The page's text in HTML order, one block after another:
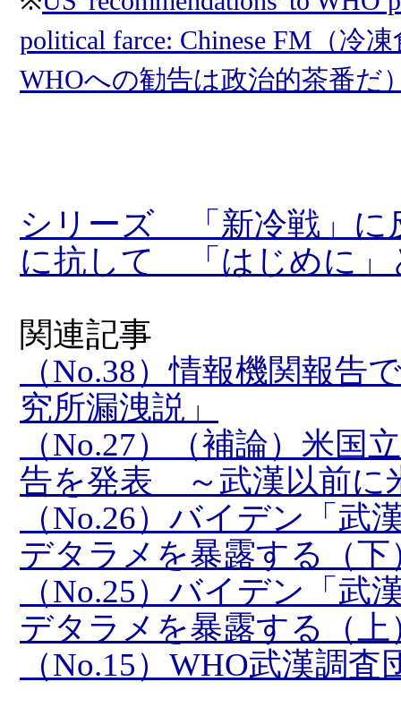
political farce: Chinese FM（冷
WHOへの勧告は政治的茶番だ
シリーズ 「新冷戦」
に抗して 「はじめに」
関連記事
（No.38）情報機関報告
究所漏洩説」
（No.27）（補論）米国
告を発表 ～武漢以前に
（No.26）バイデン「武
デタラメを暴露する（下
（No.25）バイデン「武
デタラメを暴露する（上
（No.15）WHO武漢調